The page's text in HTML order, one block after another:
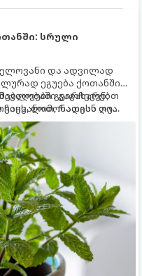
სრული
და ადვილად
ეგუება ქოთანში
გვირჩევენ,
რადგან ღია
ძალიან
ავიწროებს.
გაგახარებთ
ლიმონათისა თუ